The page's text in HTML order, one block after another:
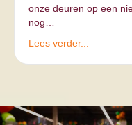
onze deuren op een
nog…
Lees verder...